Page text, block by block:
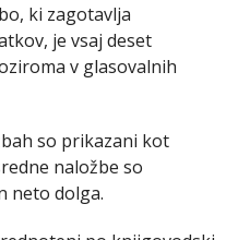
ki zagotavlja
je vsaj deset
v glasovalnih
so prikazani kot
naložbe so
neto dolga.